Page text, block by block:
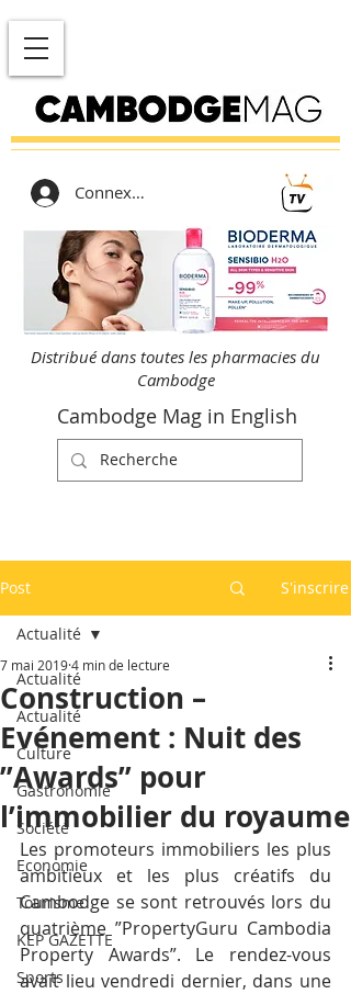
Connexion
Distribué dans toutes les pharmacies du
Cambodge
Cambodge Mag in English
Post S'inscrire
Actualité
Actualité
Culture
Gastronomie
Société
Economie
Tourisme
KEP GAZETTE
Sports
Actualité
Construction –
Evénement : Nuit des
”Awards” pour
l’immobilier du royaume
7 mai 20194 min de lecture
Les promoteurs immobiliers les plus
ambitieux et les plus créatifs du
Cambodge se sont retrouvés lors du
quatrième ”PropertyGuru Cambodia
Property Awards”. Le rendez-vous
avait lieu vendredi dernier, dans une